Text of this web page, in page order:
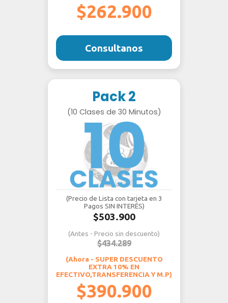
$262.900
Consultanos
Pack 2
(10 Clases de 30 Minutos)
(Precio de Lista con tarjeta en 3
Pagos SIN INTERÉS)
$503.900
(Antes - Precio sin descuento)
$434.289
(Ahora - SUPER DESCUENTO
EXTRA 10% EN
EFECTIVO,TRANSFERENCIA Y M.P)
$390.900